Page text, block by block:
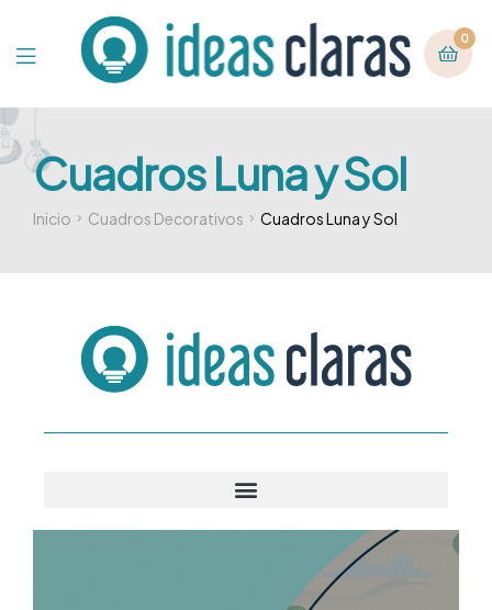
0
Cuadros Luna y Sol
Inicio Cuadros Decorativos Cuadros Luna y Sol